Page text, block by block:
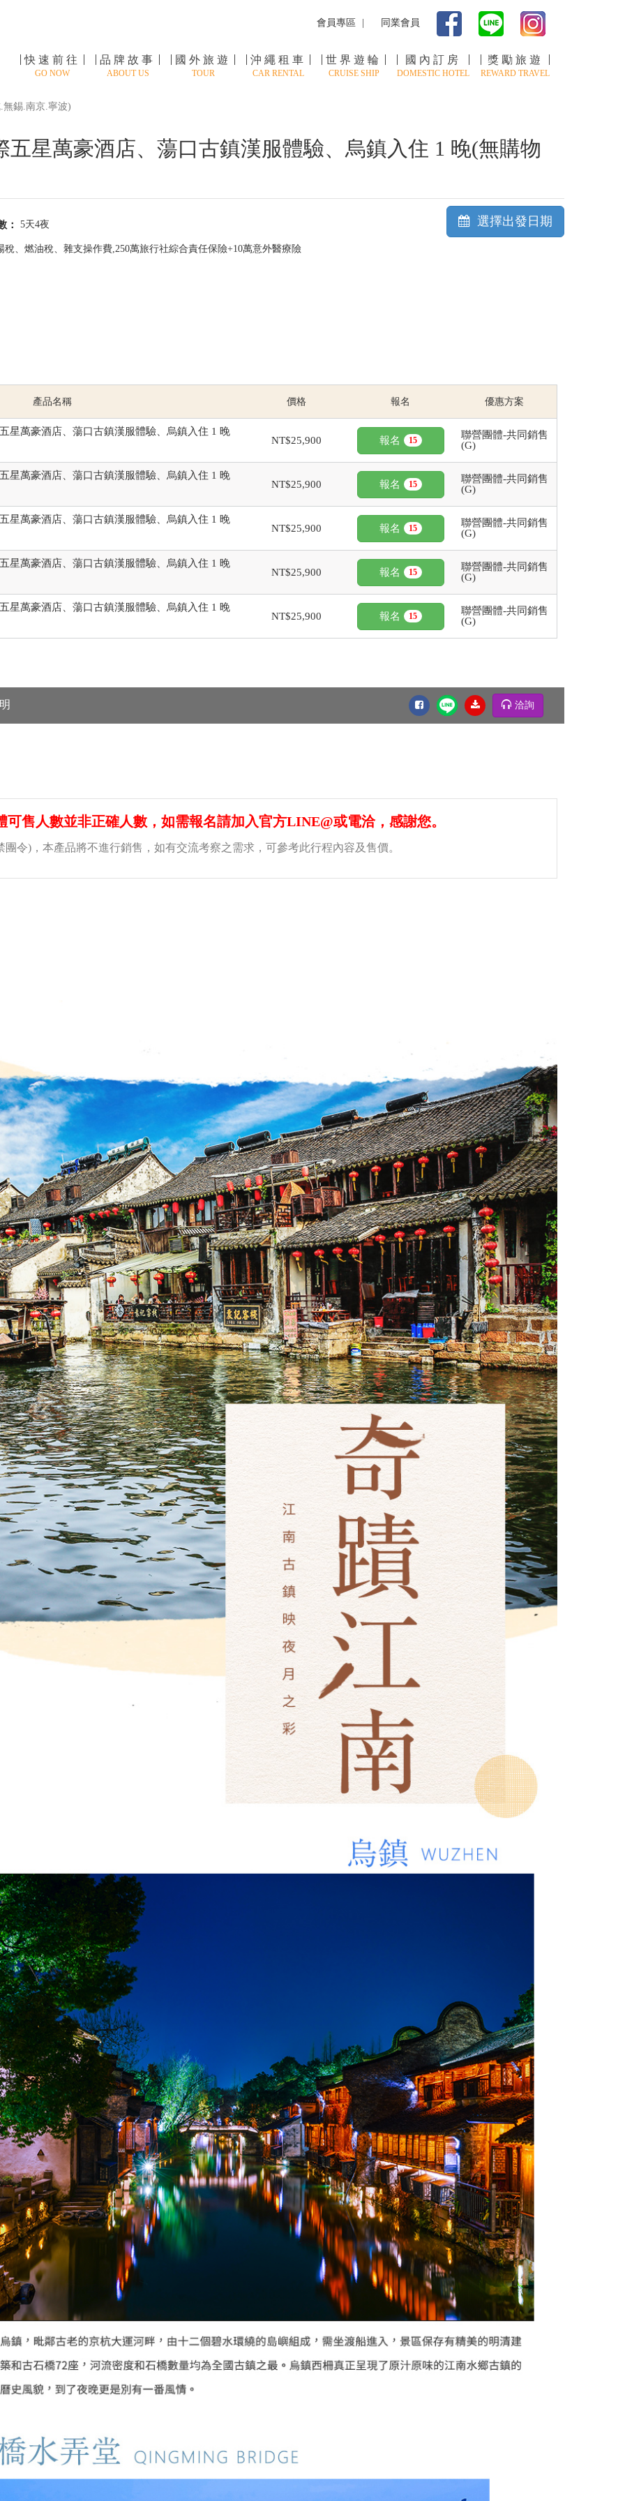
會員專區 同業會員
快速前往
GO NOW
品牌故事
ABOUT US
國外旅遊
TOUR
沖繩租車
CAR RENTAL
世界遊輪
CRUISE SHIP
國內訂房
DOMESTIC HOTEL
獎勵旅遊
REWARD TRAVEL
無錫.南京.寧波)
星萬豪酒店、蕩口古鎮漢服體驗、烏鎮入住 1 晚(無購物
： 5天4夜 選擇出發日期
、燃油稅、雜支操作費,250萬旅行社綜合責任保險+10萬意外醫療險
產品名稱 價格 報名 優惠方案
星萬豪酒店、蕩口古鎮漢服體驗、烏鎮入住 1 晚
NT$25,900 報名 15
聯營團體-共同銷售
(G)
星萬豪酒店、蕩口古鎮漢服體驗、烏鎮入住 1 晚
NT$25,900 報名 15
聯營團體-共同銷售
(G)
星萬豪酒店、蕩口古鎮漢服體驗、烏鎮入住 1 晚
NT$25,900 報名 15
聯營團體-共同銷售
(G)
星萬豪酒店、蕩口古鎮漢服體驗、烏鎮入住 1 晚
NT$25,900 報名 15
聯營團體-共同銷售
(G)
星萬豪酒店、蕩口古鎮漢服體驗、烏鎮入住 1 晚
NT$25,900 報名 15
聯營團體-共同銷售
(G)
洽詢
可售人數並非正確人數，如需報名請加入官方LINE@或電洽，感謝您。
團令)，本產品將不進行銷售，如有交流考察之需求，可參考此行程內容及售價。